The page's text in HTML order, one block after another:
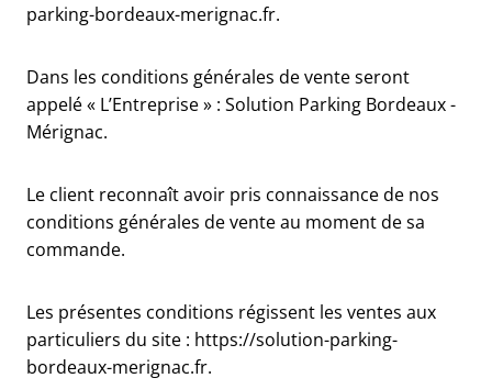
parking-bordeaux-merignac.fr.
Dans les conditions générales de vente seront
appelé « L’Entreprise » : Solution Parking Bordeaux -
Mérignac.
Le client reconnaît avoir pris connaissance de nos
conditions générales de vente au moment de sa
commande.
Les présentes conditions régissent les ventes aux
particuliers du site : https://solution-parking-
bordeaux-merignac.fr.